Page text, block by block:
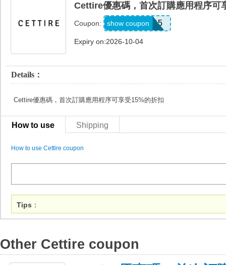
Cettire優惠碼，首次訂購應用程序可
Coupon: APP15
show coupon
Expiry on:2026-10-04
Details：
Cettire優惠碼，首次訂購應用程序可享受15%的折扣
How to use Shipping
How to use Cettire coupon
Tips ：
Other Cettire coupon